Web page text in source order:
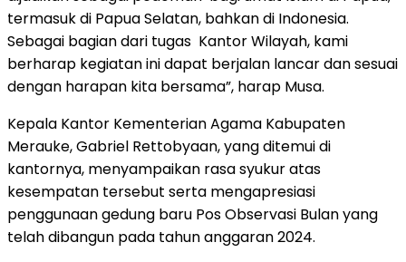
termasuk di Papua Selatan, bahkan di Indonesia.
Sebagai bagian dari tugas Kantor Wilayah, kami
berharap kegiatan ini dapat berjalan lancar dan sesuai
dengan harapan kita bersama”, harap Musa.
Kepala Kantor Kementerian Agama Kabupaten
Merauke, Gabriel Rettobyaan, yang ditemui di
kantornya, menyampaikan rasa syukur atas
kesempatan tersebut serta mengapresiasi
penggunaan gedung baru Pos Observasi Bulan yang
telah dibangun pada tahun anggaran 2024.